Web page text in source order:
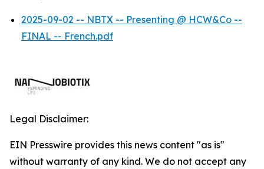
2025-09-02 -- NBTX -- Presenting @ HCW&Co --
FINAL -- French.pdf
Legal Disclaimer:
EIN Presswire provides this news content "as is"
without warranty of any kind. We do not accept any